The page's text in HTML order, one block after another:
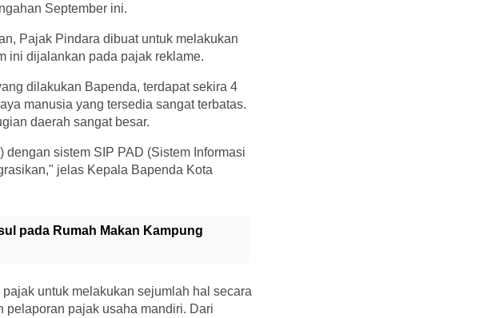
September ini.
Pajak Pindara dibuat untuk melakukan
ini dijalankan pada pajak reklame.
dilakukan Bapenda, terdapat sekira 4
manusia yang tersedia sangat terbatas.
daerah sangat besar.
sistem SIP PAD (Sistem Informasi
jelas Kepala Bapenda Kota
pada Rumah Makan Kampung
untuk melakukan sejumlah hal secara
pelaporan pajak usaha mandiri. Dari